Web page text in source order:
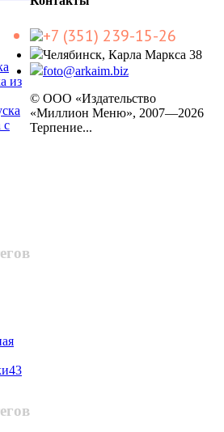
из
с
43
+7 (351) 239-15-26
Челябинск, Карла Маркса 38
foto@arkaim.biz
© ООО «Издательство
«Миллион Меню», 2007—2026
Терпение...